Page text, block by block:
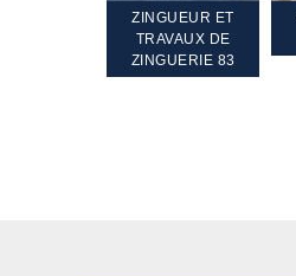
ZINGUEUR ET
TRAVAUX DE
ZINGUERIE 83